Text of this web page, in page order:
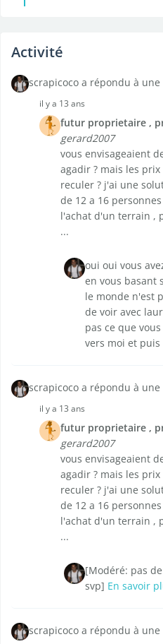
Activité
scrapicoco a répondu à une
il y a 13 ans
futur proprietaire ,
gerard2007
vous envisageaient
agadir ? mais les
reculer ? j'ai une
de 12 a 16
l'achat d'un terrain ,
...
oui oui vous
en vous basant
le monde n'est
de voir avec
pas ce que
vers moi et puis
scrapicoco a répondu à une
il y a 13 ans
futur proprietaire ,
gerard2007
vous envisageaient
agadir ? mais les
reculer ? j'ai une
de 12 a 16
l'achat d'un terrain ,
...
[Modéré: pas
svp] En savoir
scrapicoco a répondu à une